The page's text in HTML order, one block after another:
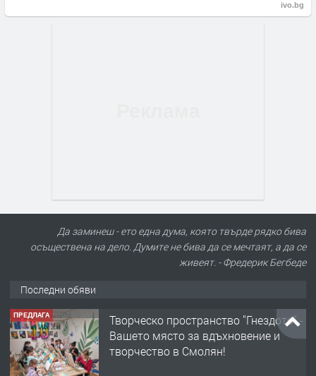
ivo.bg
Да заминеш - ето една дума, която твърде рядко бива
осъществена на дело. Думите не бива да се мечтаят, а да се
живеят. - Фредерик Бегбеде
Последни обяви
ПРЕДЛАГА
Творческо пространство "Гнездото" -
Вашето място за вдъхновение и
творчество в Смолян!